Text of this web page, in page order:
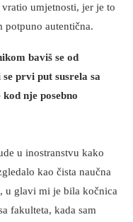
umjetnosti, jer je to
potpuno autentična.
baviš se od
prvi put susrela sa
nje posebno
u inostranstvu kako
kao čista naučna
u glavi mi je bila kočnica
fakulteta, kada sam